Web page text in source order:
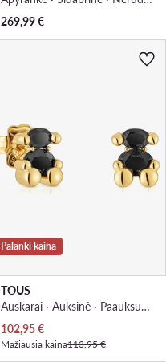
269,99€
Palanki kaina
TOUS
Auskarai · Auksinė · Paauksuotas sidabras
Dabartinė kaina
102,95€
Mažiausia kaina113,95 €